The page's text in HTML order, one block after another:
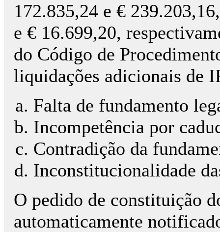
172.835,24 e €
e € 16.699,20,
do Código de
liquidações adicionais de
Falta de fundamento
Incompetência por
Contradição da
Inconstitucionalidade
O pedido de constituição
automaticamente